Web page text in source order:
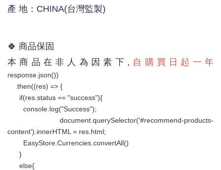
產 地：CHINA(台灣監製)
🍀 商品保固
本商品在非人為因素下, 自購買日起一年
response.json())
content').innerHTML = res.html;